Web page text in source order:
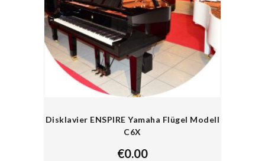
Disklavier ENSPIRE Yamaha Flügel Modell
C6X
€0.00